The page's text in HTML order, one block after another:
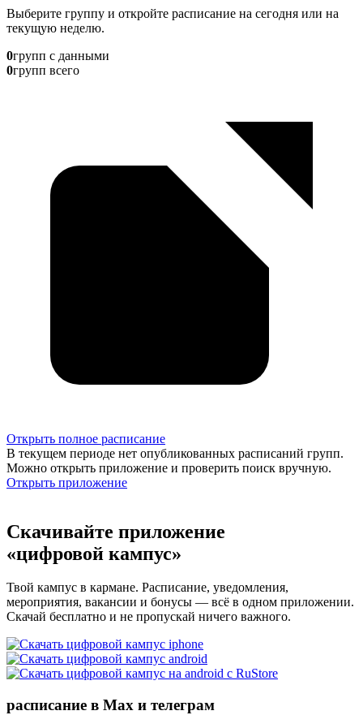
Выберите группу и откройте расписание на сегодня или на
текущую неделю.
0групп с данными
0групп всего
Открыть полное расписание
В текущем периоде нет опубликованных расписаний групп.
Можно открыть приложение и проверить поиск вручную.
Открыть приложение
Скачивайте приложение
«цифровой кампус»
Твой кампус в кармане. Расписание, уведомления,
мероприятия, вакансии и бонусы — всё в одном приложении.
Скачай бесплатно и не пропускай ничего важного.
расписание в Max и телеграм